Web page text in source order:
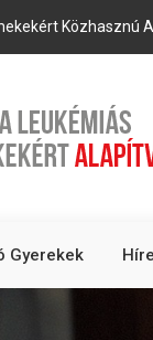
Közhasznú
Gyerekek